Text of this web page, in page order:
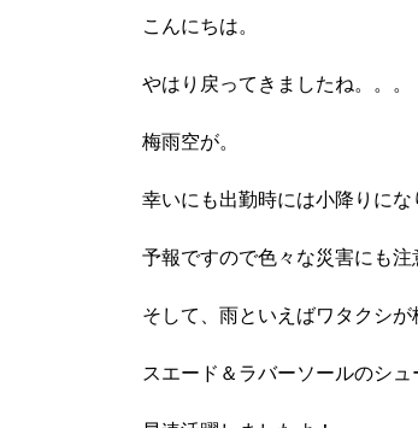
こんにちは。
やはり戻ってきましたね。。。
梅雨空が。
幸いにも出勤時には小降りに
予報ですので色々な災害にも注
そして、雨といえばワタクシが
スエード＆ラバーソールのシ